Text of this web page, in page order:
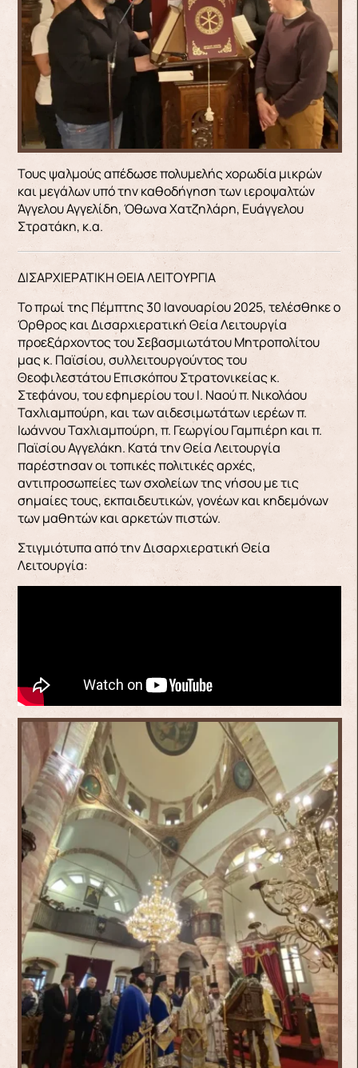
Τους ψαλμούς απέδωσε πολυμελής χορωδία μικρών
και μεγάλων υπό την καθοδήγηση των ιεροψαλτών
Άγγελου Αγγελίδη, Όθωνα Χατζηλάρη, Ευάγγελου
Στρατάκη, κ.α.
ΔΙΣΑΡΧΙΕΡΑΤΙΚΗ ΘΕΙΑ ΛΕΙΤΟΥΡΓΙΑ
Το πρωί της Πέμπτης 30 Ιανουαρίου 2025, τελέσθηκε ο
Όρθρος και Δισαρχιερατική Θεία Λειτουργία
προεξάρχοντος του Σεβασμιωτάτου Μητροπολίτου
μας κ. Παϊσίου, συλλειτουργούντος του
Θεοφιλεστάτου Επισκόπου Στρατονικείας κ.
Στεφάνου, του εφημερίου του Ι. Ναού π. Νικολάου
Ταχλιαμπούρη, και των αιδεσιμωτάτων ιερέων π.
Ιωάννου Ταχλιαμπούρη, π. Γεωργίου Γαμπιέρη και π.
Παϊσίου Αγγελάκη. Κατά την Θεία Λειτουργία
παρέστησαν οι τοπικές πολιτικές αρχές,
αντιπροσωπείες των σχολείων της νήσου με τις
σημαίες τους, εκπαιδευτικών, γονέων και κηδεμόνων
των μαθητών και αρκετών πιστών.
Στιγμιότυπα από την Δισαρχιερατική Θεία
Λειτουργία: